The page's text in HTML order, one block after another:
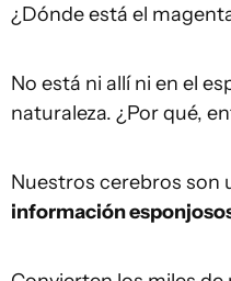
¿Dónde está el
No está ni allí ni en el
naturaleza. ¿Por qué,
Nuestros cerebros son
información